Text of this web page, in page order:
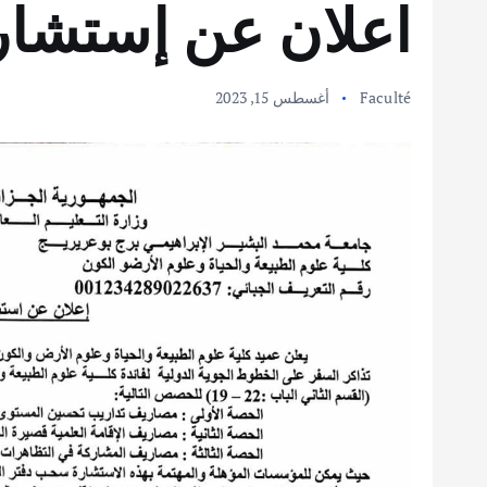
اعلان عن
Faculté أغسطس 15, 2023